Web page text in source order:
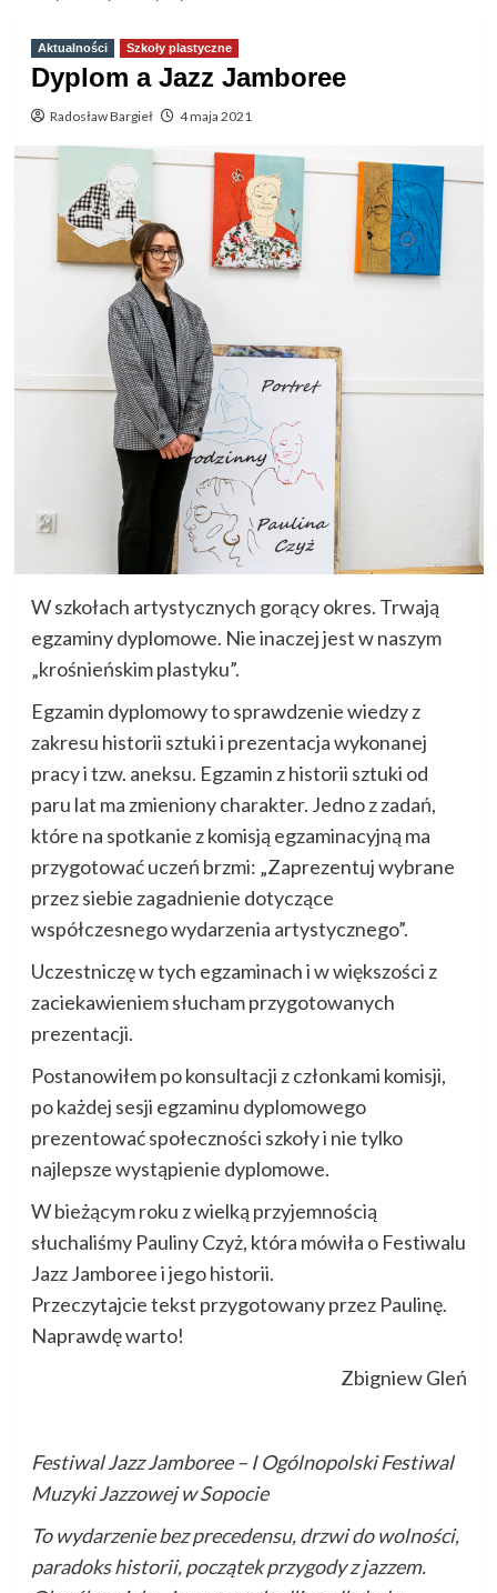
Aktualności Szkoły plastyczne
Dyplom a Jazz Jamboree
Radosław Bargieł 4 maja 2021
W szkołach artystycznych gorący okres. Trwają
egzaminy dyplomowe. Nie inaczej jest w naszym
„krośnieńskim plastyku”.
Egzamin dyplomowy to sprawdzenie wiedzy z
zakresu historii sztuki i prezentacja wykonanej
pracy i tzw. aneksu. Egzamin z historii sztuki od
paru lat ma zmieniony charakter. Jedno z zadań,
które na spotkanie z komisją egzaminacyjną ma
przygotować uczeń brzmi: „Zaprezentuj wybrane
przez siebie zagadnienie dotyczące
współczesnego wydarzenia artystycznego”.
Uczestniczę w tych egzaminach i w większości z
zaciekawieniem słucham przygotowanych
prezentacji.
Postanowiłem po konsultacji z członkami komisji,
po każdej sesji egzaminu dyplomowego
prezentować społeczności szkoły i nie tylko
najlepsze wystąpienie dyplomowe.
W bieżącym roku z wielką przyjemnością
słuchaliśmy Pauliny Czyż, która mówiła o Festiwalu
Jazz Jamboree i jego historii.
Przeczytajcie tekst przygotowany przez Paulinę.
Naprawdę warto!
Zbigniew Gleń
Festiwal Jazz Jamboree – I Ogólnopolski Festiwal
Muzyki Jazzowej w Sopocie
To wydarzenie bez precedensu, drzwi do wolności,
paradoks historii, początek przygody z jazzem.